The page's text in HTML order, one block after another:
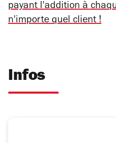
payant l'addition à
n'importe quel client !
Infos